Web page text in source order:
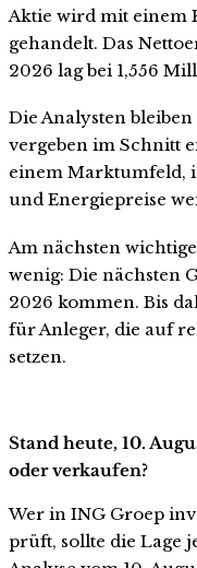
Aktie wird mit einem
gehandelt. Das
2026 lag bei 1,556
Die Analysten
vergeben im Schnitt
einem Marktumfeld,
und Energiepreise
Am nächsten
wenig: Die nächsten
2026 kommen. Bis
für Anleger, die auf
setzen.
Stand heute, 10.
oder verkaufen?
Wer in ING Groep
prüft, sollte die Lage